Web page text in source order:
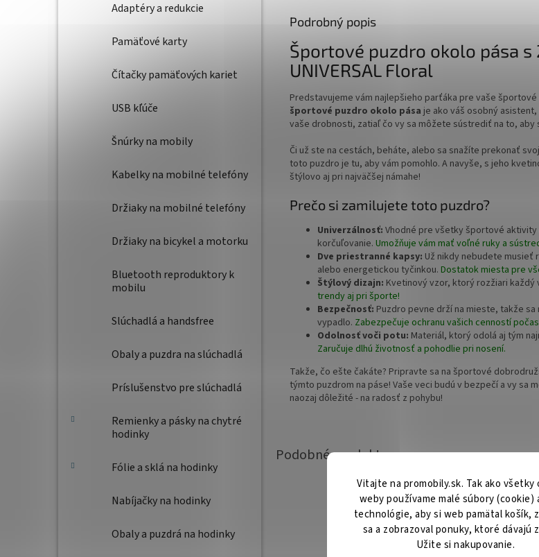
Vitajte na promobily.sk. Tak ako
weby používame malé súbory (cookie)
technológie, aby si web pamätal košík,
sa a zobrazoval ponuky, ktoré dávajú
Užite si nakupovanie.
Adaptéry a redukcie
Pamäťové karty
Čítačky pamäťových kariet
USB kľúče
Šnúrky na mobily
Kabelky na mobilné telefóny
Držiaky na mobilné telefóny
Držiaky na bicykel a motorku
Bluetooth reproduktory k
mobilu
Slúchadlá a handsfree
Obaly a puzdra na slúchadlá
Príslušenstvo pre slúchadlá
Remienky a pásky na chytré
hodinky
Fólie a sklá na hodinky
Nabíjačky na hodinky
Obaly a puzdrá na hodinky
Podrobný popis
Športové puzdro okolo pása s
UNIVERSAL Floral
Predstavujeme vám najlepšieho parťáka pre vaše
športové puzdro okolo pása je ako váš osobný
vaše drobnosti, zatiaľ čo vy sa môžete sústrediť na to, aby
Či už ste na cestách, beháte, alebo sa snažíte prekonať
toto puzdro je tu, aby vám pomohlo. A navyše, s jeho
štýlovo aj pri najväčšej námahe!
Prečo si zamilujete toto puzdro?
Univerzálnosť: Vhodné pre všetky športové aktivity
korčuľovanie. Umožňuje vám mať voľné ruky a
Dve priestranné kapsy: Už nikdy nebudete musieť
alebo energetickou tyčinkou. Dostatok miesta pre
Štýlový dizajn: Kvetinový vzor, ktorý rozžiari
trendy aj pri športe!
Bezpečnosť: Puzdro pevne drží na mieste, takže
vypadlo. Zabezpečuje ochranu vašich cenností
Odolnosť voči potu: Materiál, ktorý odolá aj tým
Zaručuje dlhú životnosť a pohodlie pri nosení.
Takže, čo ešte čakáte? Pripravte sa na športové
týmto puzdrom na páse! Vaše veci budú v bezpečí a vy sa
naozaj dôležité - na radosť z pohybu!